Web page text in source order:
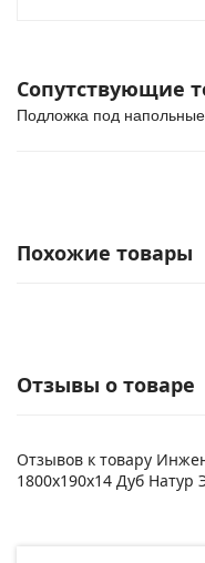
Сопутствующие
Подложка под
Похожие товары
Отзывы о товаре
Отзывов к товару
1800х190х14 Дуб Натур